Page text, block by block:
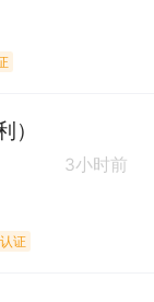
3小时前
认证